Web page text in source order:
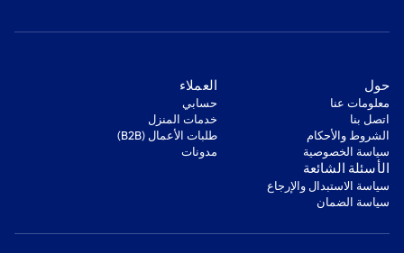
‫حول‬
معلومات عنا
اتصل بنا
‫الشروط والأحكام‬
‫سياسة الخصوصية‬
‫العملاء‬
‫حسابي‬
‫خدمات المنزل‬
‫طلبات الأعمال (B2B)‬
مدونات
‫الأسئلة الشائعة‬
‫سياسة الاستبدال والإرجاع‬
‫سياسة الضمان‬